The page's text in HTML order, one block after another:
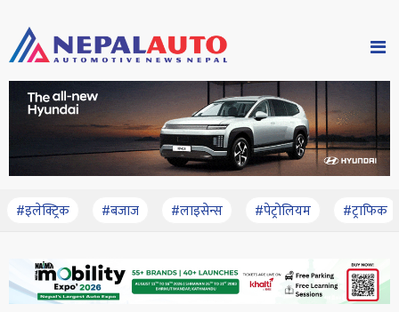
#इलेक्ट्रिक #बजाज #लाइसेन्स #पेट्रोलियम #ट्राफिक